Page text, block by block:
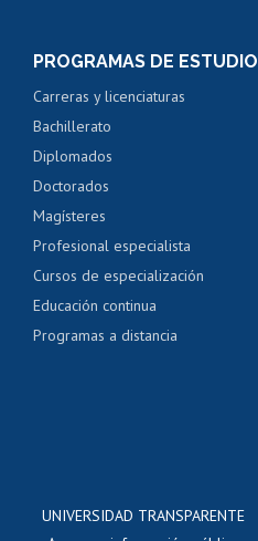
PROGRAMAS DE ESTUDIO
Carreras y licenciaturas
Bachillerato
Diplomados
Doctorados
Magísteres
Profesional especialista
Cursos de especialización
Educación continua
Programas a distancia
UNIVERSIDAD TRANSPARENTE